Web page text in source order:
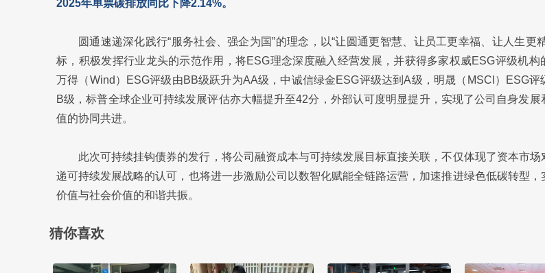
2025年单票碳排放同比下降2.14%。
圆通速递深化践行“服务社会、强企为国”的理念，以“让圆通更智慧、让员工更幸福、让人生更
标，积极发挥行业龙头的示范作用，将ESG理念深度融入经营发展，并获得多家权威ESG评级机构
万得（Wind）ESG评级由BB级跃升为AA级，中诚信绿金ESG评级达到A级，明晟（MSCI）ESG评
B级，标普全球企业可持续发展评估亦大幅提升至42分，外部认可度明显提升，实现了公司自身发展
值的协同共进。
此次可持续挂钩债券的发行，将公司融资成本与可持续发展目标直接关联，不仅体现了资本市场
递可持续发展战略的认可，也将进一步激励公司以数智化赋能全链路运营，加速推进绿色低碳转型，
价值与社会价值的和谐共振。
猜你喜欢